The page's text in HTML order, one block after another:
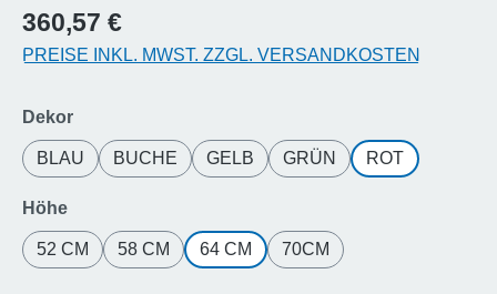
360,57 €
PREISE INKL. MWST. ZZGL. VERSANDKOSTEN
Dekorauswählen
BLAU BUCHE GELB GRÜN ROT
Höheauswählen
52 CM 58 CM 64 CM 70CM